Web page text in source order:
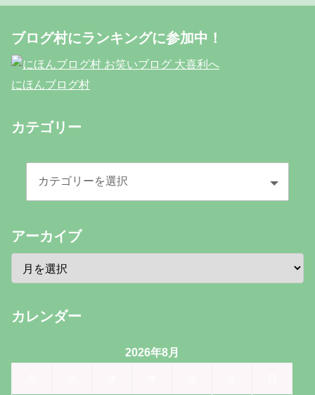
ブログ村にランキングに参加中！
にほんブログ村
カテゴリー
アーカイブ
カレンダー
2026年8月